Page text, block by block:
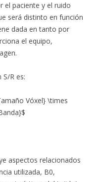
el paciente y el ruido
será distinto en función
dada en tanto por
el equipo,
R es:
Vóxel} \times
aspectos relacionados
utilizada, B0,